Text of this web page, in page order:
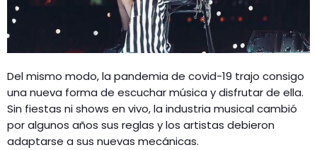
Del mismo modo, la pandemia de covid-19 trajo consigo
una nueva forma de escuchar música y disfrutar de ella.
Sin fiestas ni shows en vivo, la industria musical cambió
por algunos años sus reglas y los artistas debieron
adaptarse a sus nuevas mecánicas.